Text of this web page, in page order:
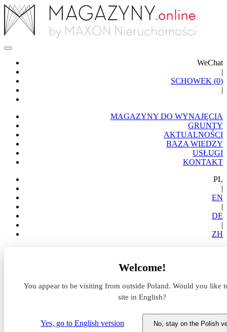
WeChat
|
SCHOWEK (0)
|
MAGAZYNY DO WYNAJĘCIA
GRUNTY
AKTUALNOŚCI
BAZA WIEDZY
USŁUGI
KONTAKT
PL
|
EN
|
DE
|
ZH
Welcome!
You appear to be visiting from outside Poland. Would you like
site in English?
Yes, go to English version No, stay on the Polish
DeeZee wprowadza się do centrum logistycznego Logicor w
DeeZee wprowadza się do
centrum logistycznego Logicor